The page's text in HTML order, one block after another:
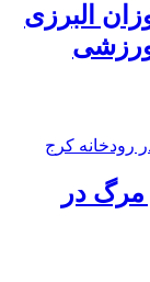
البرزی
ورزشی
مرگ در